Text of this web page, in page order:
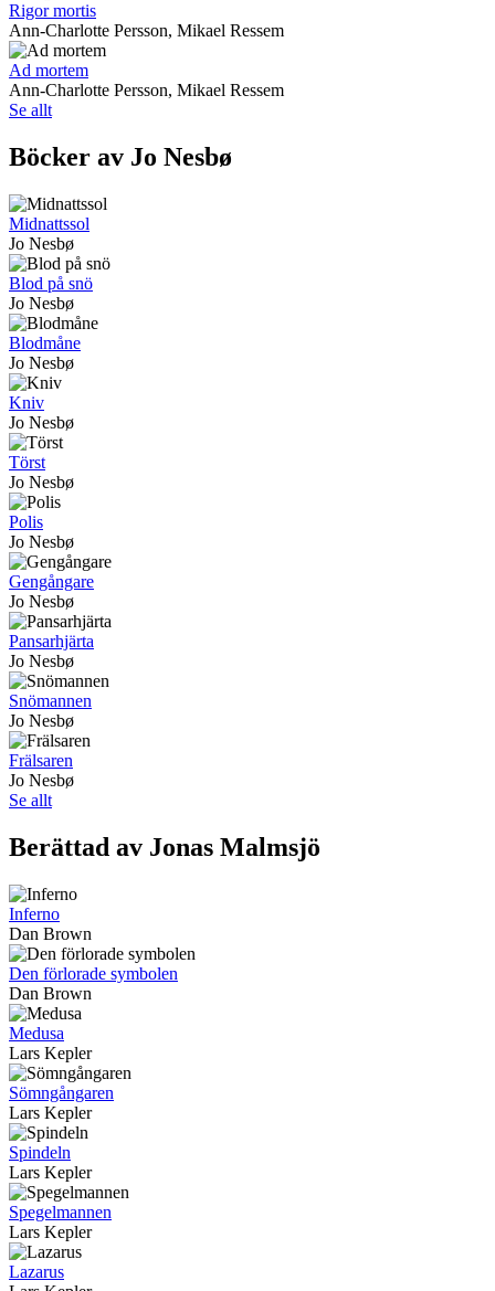
Rigor mortis
Ann-Charlotte Persson, Mikael Ressem
Ad mortem
Ann-Charlotte Persson, Mikael Ressem
Se allt
Böcker av Jo Nesbø
Midnattssol
Jo Nesbø
Blod på snö
Jo Nesbø
Blodmåne
Jo Nesbø
Kniv
Jo Nesbø
Törst
Jo Nesbø
Polis
Jo Nesbø
Gengångare
Jo Nesbø
Pansarhjärta
Jo Nesbø
Snömannen
Jo Nesbø
Frälsaren
Jo Nesbø
Se allt
Berättad av Jonas Malmsjö
Inferno
Dan Brown
Den förlorade symbolen
Dan Brown
Medusa
Lars Kepler
Sömngångaren
Lars Kepler
Spindeln
Lars Kepler
Spegelmannen
Lars Kepler
Lazarus